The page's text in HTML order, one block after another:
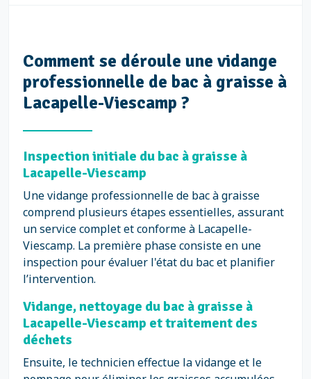
Comment se déroule une vidange
professionnelle de bac à graisse à
Lacapelle-Viescamp ?
Inspection initiale du bac à graisse à
Lacapelle-Viescamp
Une vidange professionnelle de bac à graisse
comprend plusieurs étapes essentielles, assurant
un service complet et conforme à Lacapelle-
Viescamp. La première phase consiste en une
inspection pour évaluer l'état du bac et planifier
l’intervention.
Vidange, nettoyage du bac à graisse à
Lacapelle-Viescamp et traitement des
déchets
Ensuite, le technicien effectue la vidange et le